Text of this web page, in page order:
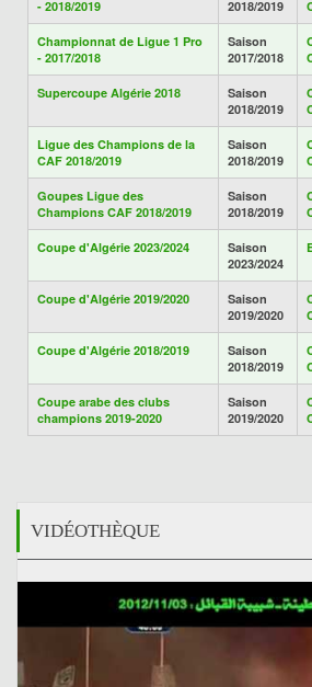
- 2018/2019
2018/2019
Championnat de Ligue 1 Pro
- 2017/2018
Saison
2017/2018
Supercoupe Algérie 2018
Saison
2018/2019
Ligue des Champions de la
CAF 2018/2019
Saison
2018/2019
Goupes Ligue des
Champions CAF 2018/2019
Saison
2018/2019
Coupe d'Algérie 2023/2024
Saison
2023/2024
Coupe d'Algérie 2019/2020
Saison
2019/2020
Coupe d'Algérie 2018/2019
Saison
2018/2019
Coupe arabe des clubs
champions 2019-2020
Saison
2019/2020
VIDÉOTHÈQUE